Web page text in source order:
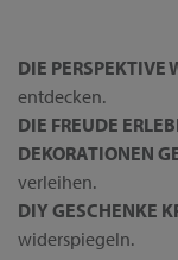
DIE PERSPEKTIVE
entdecken.
DIE FREUDE
DEKORATIONEN
verleihen.
DIY GESCHENKE
widerspiegeln.